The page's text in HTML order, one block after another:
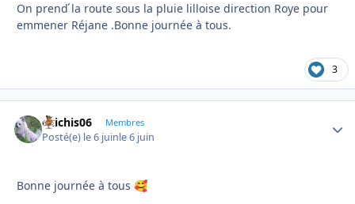
On prend ́la route sous la pluie lilloise direction Roye pour
emmener Réjane .Bonne journée à tous.
3
chichis06 Membres
Posté(e) le 6 juinle 6 juin
Bonne journée à tous 🥰